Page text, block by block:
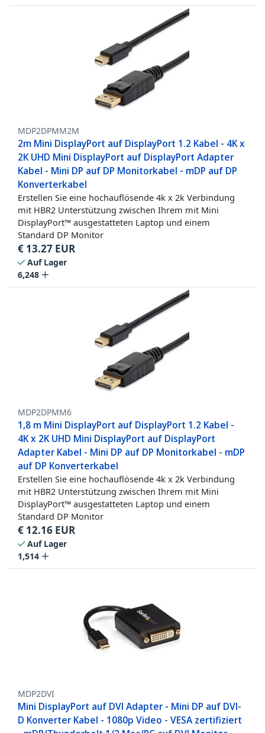
MDP2DPMM2M
2m Mini DisplayPort auf DisplayPort 1.2 Kabel - 4K x
2K UHD Mini DisplayPort auf DisplayPort Adapter
Kabel - Mini DP auf DP Monitorkabel - mDP auf DP
Konverterkabel
Erstellen Sie eine hochauflösende 4k x 2k Verbindung
mit HBR2 Unterstützung zwischen Ihrem mit Mini
DisplayPort™ ausgestatteten Laptop und einem
Standard DP Monitor
€ 13.27 EUR
Auf Lager
6,248
MDP2DPMM6
1,8 m Mini DisplayPort auf DisplayPort 1.2 Kabel -
4K x 2K UHD Mini DisplayPort auf DisplayPort
Adapter Kabel - Mini DP auf DP Monitorkabel - mDP
auf DP Konverterkabel
Erstellen Sie eine hochauflösende 4k x 2k Verbindung
mit HBR2 Unterstützung zwischen Ihrem mit Mini
DisplayPort™ ausgestatteten Laptop und einem
Standard DP Monitor
€ 12.16 EUR
Auf Lager
1,514
MDP2DVI
Mini DisplayPort auf DVI Adapter - Mini DP auf DVI-
D Konverter Kabel - 1080p Video - VESA zertifiziert